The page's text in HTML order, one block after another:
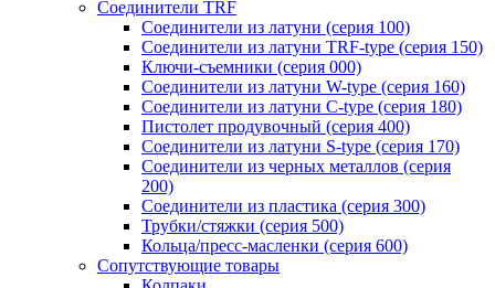
Соединители TRF
Соединители из латуни (серия 100)
Соединители из латуни TRF-type (серия 150)
Ключи-съемники (серия 000)
Соединители из латуни W-type (серия 160)
Соединители из латуни С-type (серия 180)
Пистолет продувочный (серия 400)
Соединители из латуни S-type (серия 170)
Соединители из черных металлов (серия
200)
Соединители из пластика (серия 300)
Трубки/стяжки (серия 500)
Кольца/пресс-масленки (серия 600)
Сопутствующие товары